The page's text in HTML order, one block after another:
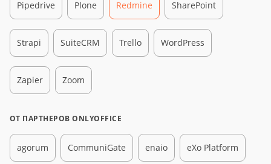
Pipedrive Plone Redmine SharePoint
Strapi SuiteCRM Trello WordPress
Zapier Zoom
ОТ ПАРТНЕРОВ ONLYOFFICE
agorum CommuniGate enaio eXo Platform